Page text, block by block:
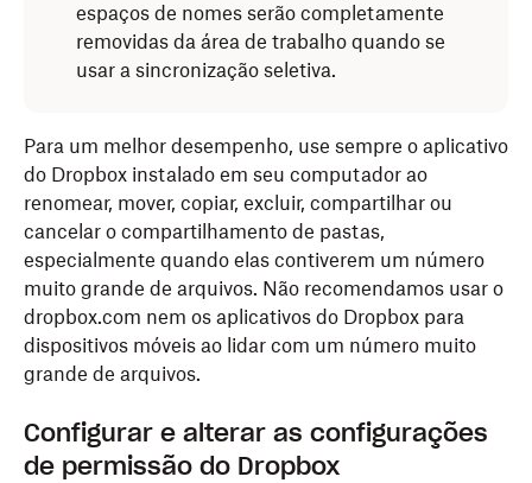
espaços de nomes serão completamente
removidas da área de trabalho quando se
usar a sincronização seletiva.
Para um melhor desempenho, use sempre o aplicativo
do Dropbox instalado em seu computador ao
renomear, mover, copiar, excluir, compartilhar ou
cancelar o compartilhamento de pastas,
especialmente quando elas contiverem um número
muito grande de arquivos. Não recomendamos usar o
dropbox.com nem os aplicativos do Dropbox para
dispositivos móveis ao lidar com um número muito
grande de arquivos.
Configurar e alterar as configurações
de permissão do Dropbox